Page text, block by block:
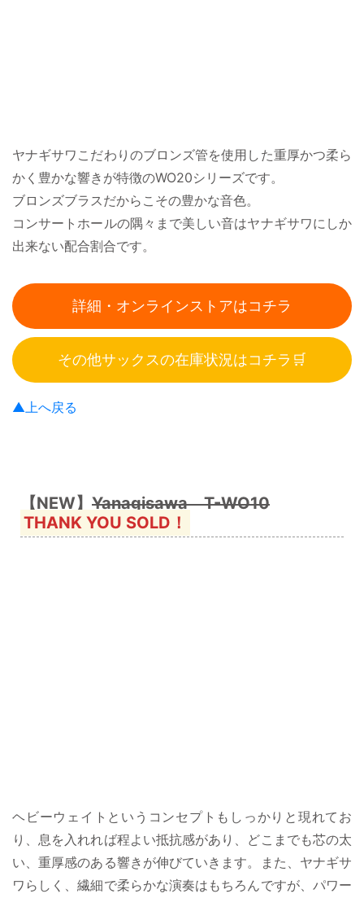
ヤナギサワこだわりのブロンズ管を使用した重厚かつ柔ら
かく豊かな響きが特徴のWO20シリーズです。
ブロンズブラスだからこその豊かな音色。
コンサートホールの隅々まで美しい音はヤナギサワにしか
出来ない配合割合です。
詳細・オンラインストアはコチラ
その他サックスの在庫状況はコチラ🛒
▲上へ戻る
【NEW】 Yanagisawa T-WO10
THANK YOU SOLD！
ヘビーウェイトというコンセプトもしっかりと現れてお
り、息を入れれば程よい抵抗感があり、どこまでも芯の太
い、重厚感のある響きが伸びていきます。また、ヤナギサ
ワらしく、繊細で柔らかな演奏はもちろんですが、パワー